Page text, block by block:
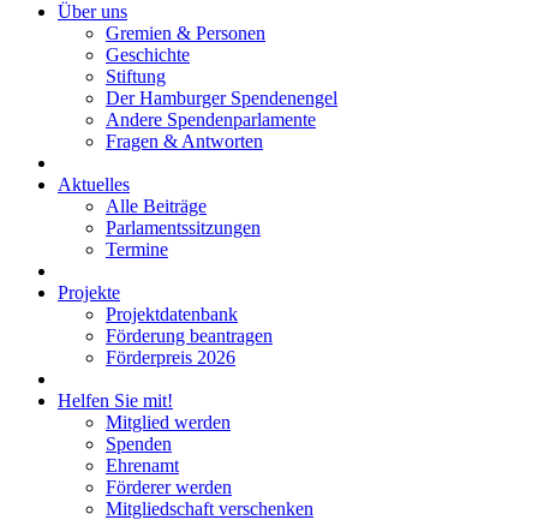
Über uns
Gremien & Personen
Geschichte
Stiftung
Der Hamburger Spendenengel
Andere Spendenparlamente
Fragen & Antworten
Aktuelles
Alle Beiträge
Parlamentssitzungen
Termine
Projekte
Projektdatenbank
Förderung beantragen
Förderpreis 2026
Helfen Sie mit!
Mitglied werden
Spenden
Ehrenamt
Förderer werden
Mitgliedschaft verschenken